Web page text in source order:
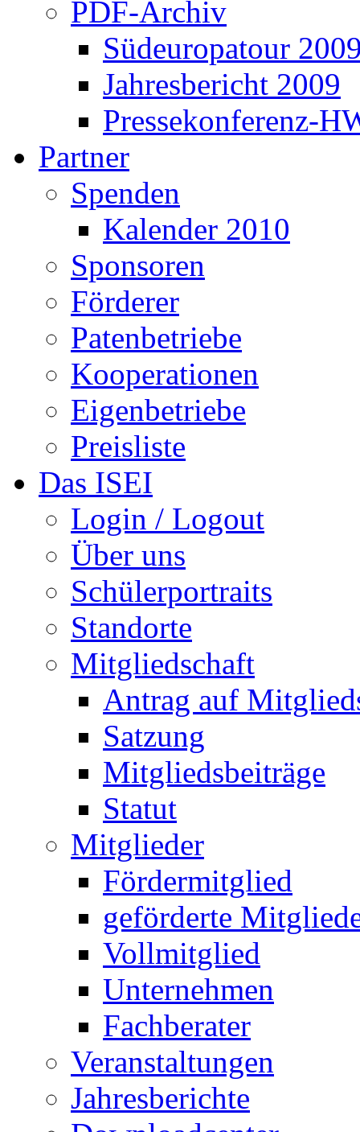
PDF-Archiv
Südeuropatour
Jahresbericht 2009
Pressekonferenz-
Partner
Spenden
Kalender 2010
Sponsoren
Förderer
Patenbetriebe
Kooperationen
Eigenbetriebe
Preisliste
Das ISEI
Login / Logout
Über uns
Schülerportraits
Standorte
Mitgliedschaft
Antrag auf
Satzung
Mitgliedsbeiträge
Statut
Mitglieder
Fördermitglied
geförderte
Vollmitglied
Unternehmen
Fachberater
Veranstaltungen
Jahresberichte